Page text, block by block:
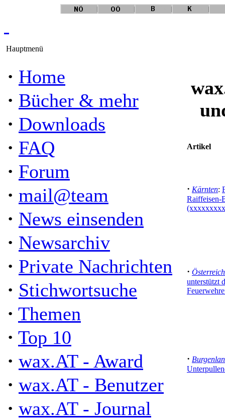
Hauptmenü
· Home
· Bücher & mehr
· Downloads
· FAQ
· Forum
· mail@team
· News einsenden
· Newsarchiv
· Private Nachrichten
· Stichwortsuche
· Themen
· Top 10
· wax.AT - Award
· wax.AT - Benutzer
· wax.AT - Journal
Artikel
· Kärnten:
Raiffeisen-
· Österreich
unterstützt
·